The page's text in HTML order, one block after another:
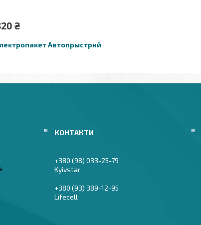
₴
Автопрыстрий
+380 (98) 033-25-79
Kyivstar
+380 (93) 389-12-95
Lifecell